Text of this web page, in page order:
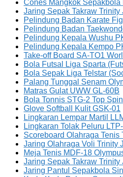
Cones Mangkok Sepakbola
Jaring Sepak Takraw Trinity
Pelindung Badan Karate
Pelindung Badan
Pelindung Kepala Wushu
Pelindung Kepala Kempo
Take-off Board SA-TO1
Bola Futsal Liga Sparta
Bola Sepak Liga Telstar
Palang Tunggal Senam
Matras Gulat UWW GL-60B
Bola Tonnis STG-2 Top Spin
Glove Softball Kulit GSK-01
Lingkaran Lempar Martil
Lingkaran Tolak Peluru
Scoreboard Olahraga Tenis
Jaring Olahraga Voli Trinity
Meja Tenis MDF-18
Jaring Sepak Takraw Trinity
Jaring Pantul Sepakbola